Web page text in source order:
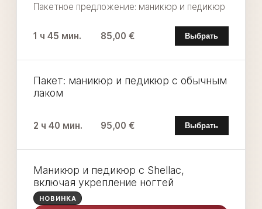
Пакетное предложение: маникюр и педикюр
1 ч 45 мин. 85,00 € Выбрать
Пакет: маникюр и педикюр с обычным
лаком
2 ч 40 мин. 95,00 € Выбрать
Маникюр и педикюр с Shellac,
включая укрепление ногтей
НОВИНКА